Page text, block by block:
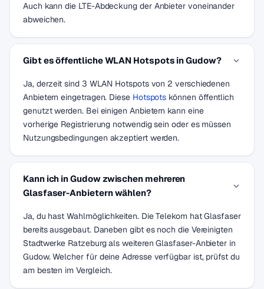
Auch kann die LTE-Abdeckung der Anbieter voneinander
abweichen.
Gibt es öffentliche WLAN Hotspots in Gudow?
Ja, derzeit sind 3 WLAN Hotspots von 2 verschiedenen
Anbietern eingetragen. Diese Hotspots können öffentlich
genutzt werden. Bei einigen Anbietern kann eine
vorherige Registrierung notwendig sein oder es müssen
Nutzungsbedingungen akzeptiert werden.
Kann ich in Gudow zwischen mehreren
Glasfaser-Anbietern wählen?
Ja, du hast Wahlmöglichkeiten. Die Telekom hat Glasfaser
bereits ausgebaut. Daneben gibt es noch die Vereinigten
Stadtwerke Ratzeburg als weiteren Glasfaser-Anbieter in
Gudow. Welcher für deine Adresse verfügbar ist, prüfst du
am besten im Vergleich.